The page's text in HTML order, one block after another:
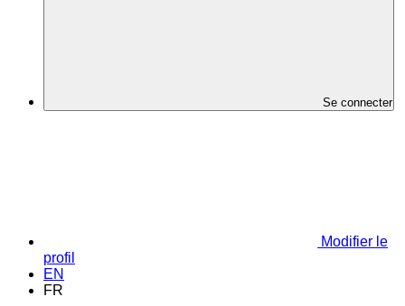
Se connecter
Modifier le
profil
EN
FR